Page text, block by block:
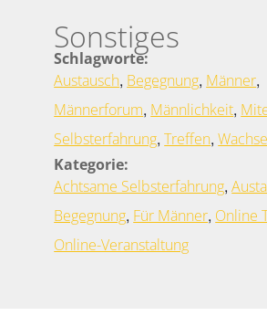
Sonstiges
Schlagworte:
Austausch, Begegnung, Männer,
Männerforum, Männlichkeit,
Selbsterfahrung, Treffen,
Kategorie:
Achtsame Selbsterfahrung,
Begegnung, Für Männer, Online
Online-Veranstaltung